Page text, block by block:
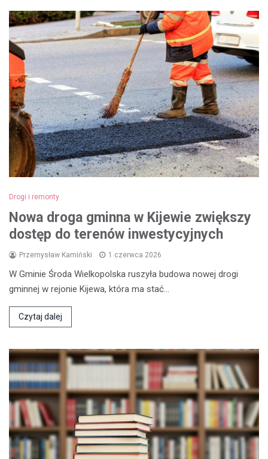
Drogi i remonty
Nowa droga gminna w Kijewie zwiększy
dostęp do terenów inwestycyjnych
Przemysław Kamiński 1 czerwca 2026
W Gminie Środa Wielkopolska ruszyła budowa nowej drogi
gminnej w rejonie Kijewa, która ma stać…
Czytaj dalej